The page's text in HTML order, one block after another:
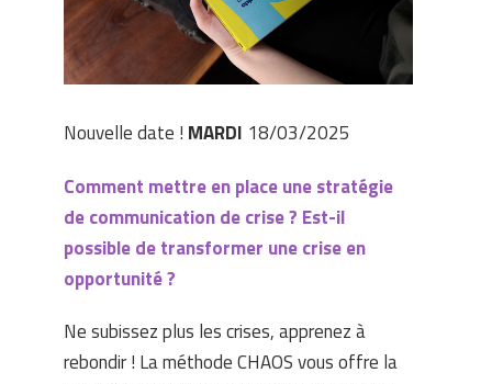
Nouvelle date ! MARDI 18/03/2025
Comment mettre en place une stratégie
de communication de crise ? Est-il
possible de transformer une crise en
opportunité ?
Ne subissez plus les crises, apprenez à
rebondir ! La méthode CHAOS vous offre la